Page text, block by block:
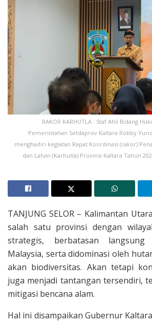
RAKOR KARHUTLA : Staf Ahli Bidang
Pemerintahan Setdaprov Kaltara Robby
menghadiri kegiatan Rapat Koordinasi (rakor)
dan Lahan (Karhutla) Provinsi Kaltara Tahun
TANJUNG SELOR – Kalimantan
salah satu provinsi dengan
strategis, berbatasan
Malaysia, serta didominasi oleh
akan biodiversitas. Akan tetapi
juga menjadi tantangan tersendiri,
mitigasi bencana alam.
Hal ini disampaikan Gubernur